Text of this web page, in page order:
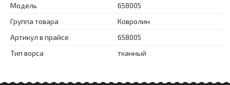
Модель
658005
Группа товара
Ковролин
Артикул в прайсе
658005
Тип ворса
тканный